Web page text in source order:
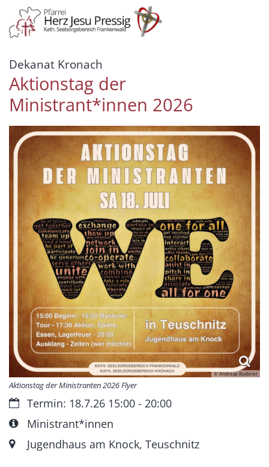
Zum Inhalt springen
Dekanat Kronach
Aktionstag der
Ministrant*innen 2026
© Andreas Roderer
Aktionstag der Ministranten 2026 Flyer
Datum:Termin: 18.7.26 15:00 - 20:00
Art bzw. Nummer:
Ministrant*innen
Ort: Jugendhaus am Knock, Teuschnitz